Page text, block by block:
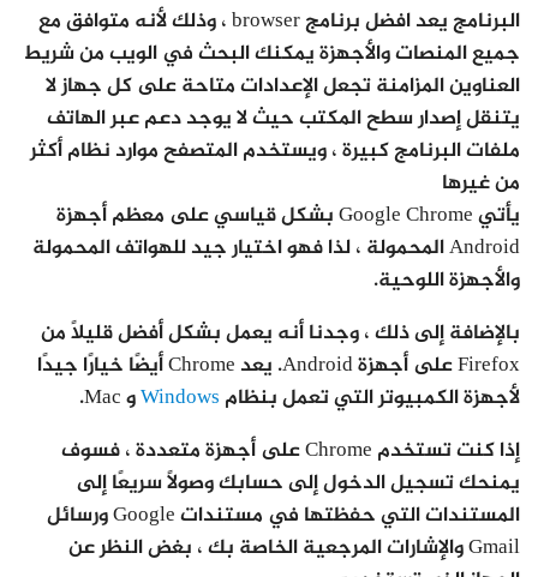
البرنامج يعد افضل برنامج browser ، وذلك لأنه متوافق مع
جميع المنصات والأجهزة يمكنك البحث في الويب من شريط
العناوين المزامنة تجعل الإعدادات متاحة على كل جهاز لا
يتنقل إصدار سطح المكتب حيث لا يوجد دعم عبر الهاتف
ملفات البرنامج كبيرة ، ويستخدم المتصفح موارد نظام أكثر
من غيرها
يأتي Google Chrome بشكل قياسي على معظم أجهزة
Android المحمولة ،
لذا فهو اختيار جيد للهواتف المحمولة
والأجهزة اللوحية.
بالإضافة إلى ذلك ، وجدنا أنه يعمل بشكل أفضل قليلاً من
Firefox على أجهزة Android. يعد Chrome أيضًا خيارًا جيدًا
لأجهزة الكمبيوتر التي تعمل بنظام Windowsو Mac.
إذا كنت تستخدم Chrome على أجهزة متعددة ، فسوف
يمنحك تسجيل الدخول إلى حسابك وصولاً سريعًا إلى
المستندات التي حفظتها في مستندات Google ورسائل
Gmail والإشارات المرجعية الخاصة بك ، بغض النظر عن